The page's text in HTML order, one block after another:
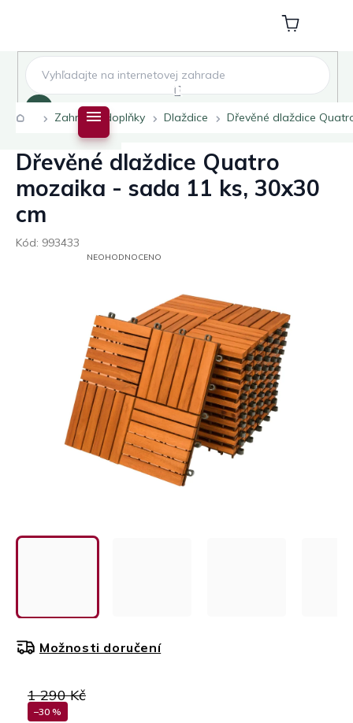
Nákupní
košík
DomůZahradní doplňky Dlaždice Dřevěné dlaždice
Dřevěné dlaždice Quatro
mozaika - sada 11 ks, 30x30
cm
Kód: 993433
PRŮMĚRNÉ
HVĚZDIČEK.
NEOHODNOCENO
1 290 Kč
–30 %
Možnosti doručení